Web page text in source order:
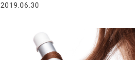
2019.06.30